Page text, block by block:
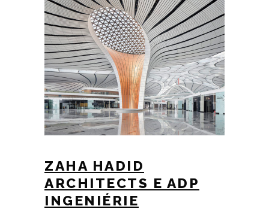
ZAHA HADID
ARCHITECTS E ADP
INGENIÉRIE